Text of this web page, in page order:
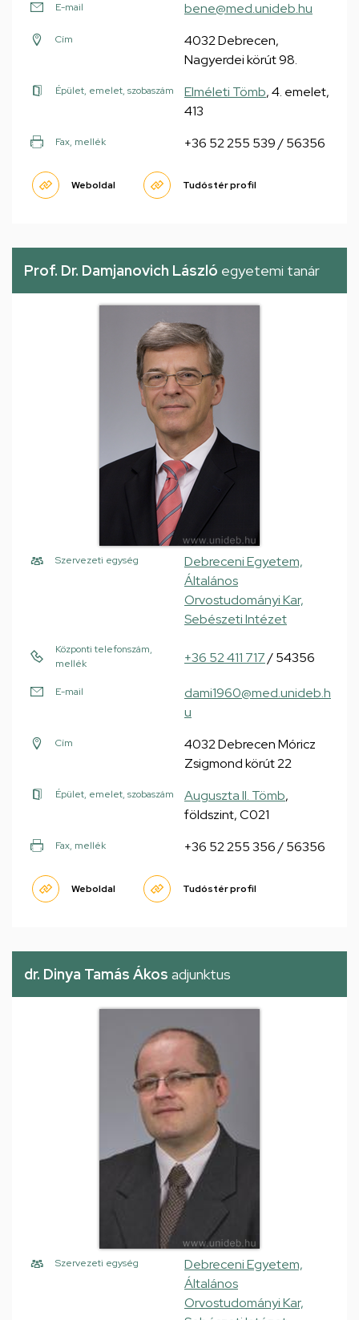
E-mail bene@med.unideb.hu
Cím
4032 Debrecen,
Nagyerdei körút 98.
Épület, emelet, szobaszám Elméleti Tömb, 4. emelet,
413
Fax, mellék +36 52 255 539 / 56356
Weboldal Tudóstér profil
Prof. Dr. Damjanovich László egyetemi tanár
Szervezeti egység
Debreceni Egyetem,
Általános
Orvostudományi Kar,
Sebészeti Intézet
Központi telefonszám,
mellék
+36 52 411 717/ 54356
E-mail
dami1960@med.unideb.h
u
Cím
4032 Debrecen Móricz
Zsigmond körút 22
Épület, emelet, szobaszám Auguszta II. Tömb,
földszint, C021
Fax, mellék +36 52 255 356 / 56356
Weboldal Tudóstér profil
dr. Dinya Tamás Ákos adjunktus
Szervezeti egység
Debreceni Egyetem,
Általános
Orvostudományi Kar,